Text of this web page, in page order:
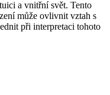
a vnitřní svět. Tento
může ovlivnit vztah s
při interpretaci tohoto